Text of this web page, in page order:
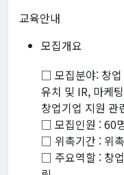
교육안내
모집개요
□ 모집분야: 창업
유치 및 IR, 마케
창업기업 지원 관
□ 모집인원 : 60
□ 위촉기간 : 위
□ 주요역할 : 창